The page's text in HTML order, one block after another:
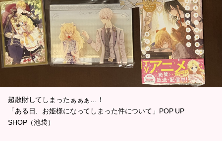
超散財してしまったぁぁぁ…！
「ある日、お姫様になってしまった件について」POP UP
SHOP（池袋）